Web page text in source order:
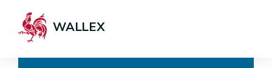
WALLEX